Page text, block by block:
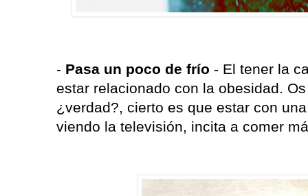
- Pasa un poco de frío - El tener la
estar relacionado con la obesidad.
¿verdad?, cierto es que estar con
viendo la televisión, incita a comer